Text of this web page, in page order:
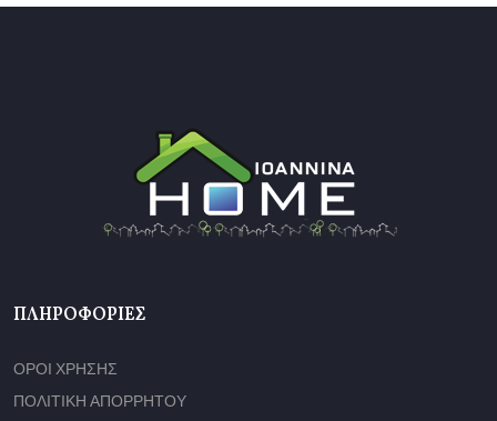
ΠΛΗΡΟΦΟΡΊΕΣ
ΟΡΟΙ ΧΡΗΣΗΣ
ΠΟΛΙΤΙΚΗ ΑΠΟΡΡΗΤΟΥ